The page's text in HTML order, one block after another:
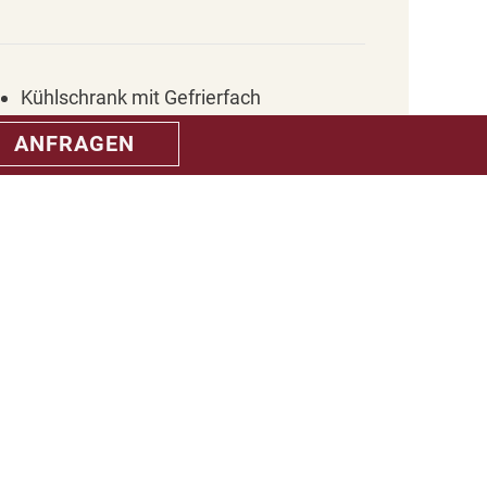
Kühlschrank mit Gefrierfach
Nespresso Kapselmaschine
Wasserkocher
ANFRAGEN